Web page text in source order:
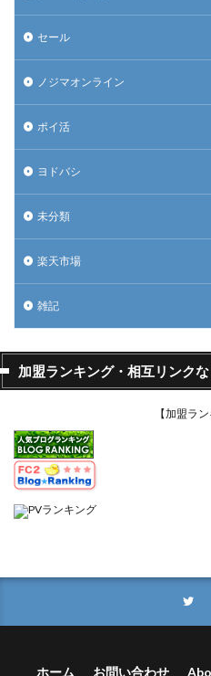
セール
ノジマオンライン
ポイ活
ヨドバシ
未分類
楽天市場
雑記
加盟ランキング・相互リンク
【加盟ラ
ホーム お問い合わせ